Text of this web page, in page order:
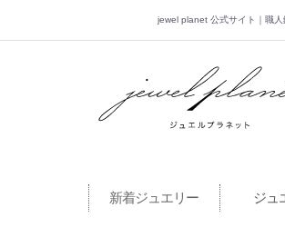
jewel planet 公式サイト｜職人
jewel
新着ジュエリー ジュ